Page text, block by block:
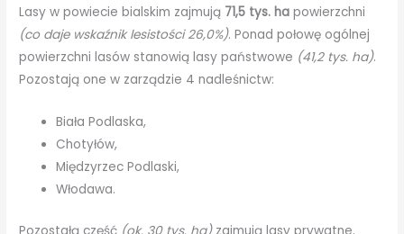
Lasy w powiecie bialskim zajmują 71,5 tys. ha powierzchni
(co daje wskaźnik lesistości 26,0%). Ponad połowę ogólnej
powierzchni lasów stanowią lasy państwowe (41,2 tys. ha).
Pozostają one w zarządzie 4 nadleśnictw:
Biała Podlaska,
Chotyłów,
Międzyrzec Podlaski,
Włodawa.